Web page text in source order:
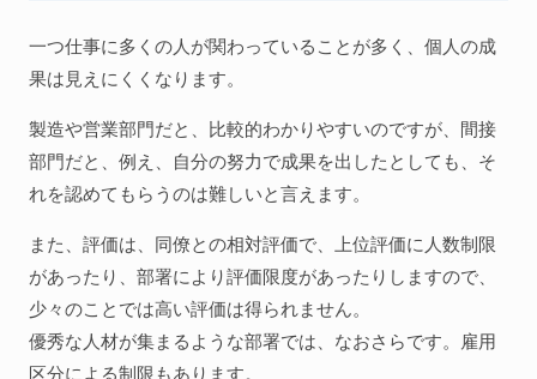
一つ仕事に多くの人が関わっていることが多く、個人の成
果は見えにくくなります。
製造や営業部門だと、比較的わかりやすいのですが、間接
部門だと、例え、自分の努力で成果を出したとしても、そ
れを認めてもらうのは難しいと言えます。
また、評価は、同僚との相対評価で、上位評価に人数制限
があったり、部署により評価限度があったりしますので、
少々のことでは高い評価は得られません。
優秀な人材が集まるような部署では、なおさらです。雇用
区分による制限もあります。